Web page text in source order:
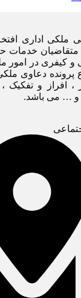
اداری
متقاضیان خدمات
کیفری در امور
پرونده دعاوی
افراز و تفکیک ،
و … می باشد.